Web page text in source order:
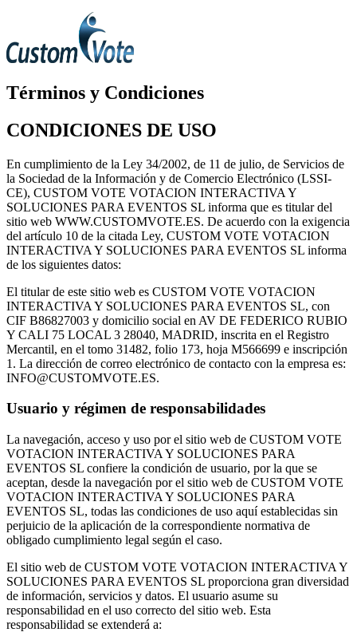
Términos y Condiciones
CONDICIONES DE USO
En cumplimiento de la Ley 34/2002, de 11 de julio, de Servicios de
la Sociedad de la Información y de Comercio Electrónico (LSSI-
CE), CUSTOM VOTE VOTACION INTERACTIVA Y
SOLUCIONES PARA EVENTOS SL informa que es titular del
sitio web WWW.CUSTOMVOTE.ES. De acuerdo con la exigencia
del artículo 10 de la citada Ley, CUSTOM VOTE VOTACION
INTERACTIVA Y SOLUCIONES PARA EVENTOS SL informa
de los siguientes datos:
El titular de este sitio web es CUSTOM VOTE VOTACION
INTERACTIVA Y SOLUCIONES PARA EVENTOS SL, con
CIF B86827003 y domicilio social en AV DE FEDERICO RUBIO
Y CALI 75 LOCAL 3 28040, MADRID, inscrita en el Registro
Mercantil, en el tomo 31482, folio 173, hoja M566699 e inscripción
1. La dirección de correo electrónico de contacto con la empresa es:
INFO@CUSTOMVOTE.ES.
Usuario y régimen de responsabilidades
La navegación, acceso y uso por el sitio web de CUSTOM VOTE
VOTACION INTERACTIVA Y SOLUCIONES PARA
EVENTOS SL confiere la condición de usuario, por la que se
aceptan, desde la navegación por el sitio web de CUSTOM VOTE
VOTACION INTERACTIVA Y SOLUCIONES PARA
EVENTOS SL, todas las condiciones de uso aquí establecidas sin
perjuicio de la aplicación de la correspondiente normativa de
obligado cumplimiento legal según el caso.
El sitio web de CUSTOM VOTE VOTACION INTERACTIVA Y
SOLUCIONES PARA EVENTOS SL proporciona gran diversidad
de información, servicios y datos. El usuario asume su
responsabilidad en el uso correcto del sitio web. Esta
responsabilidad se extenderá a: